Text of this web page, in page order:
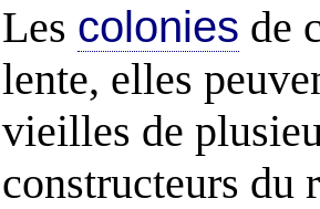
Les colonies de
lente, elles
vieilles de
constructeurs du